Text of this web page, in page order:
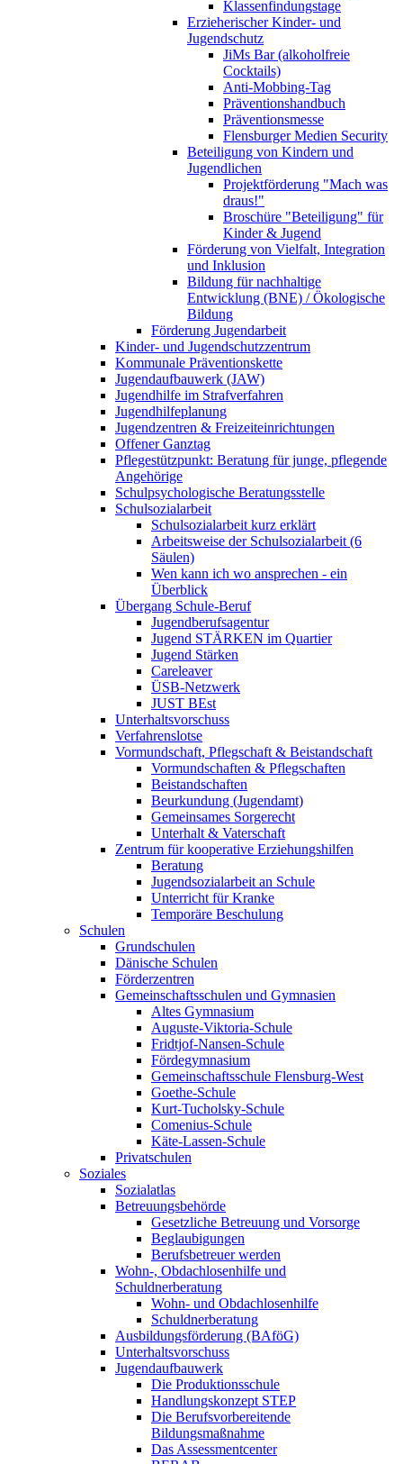
Klassenfindungstage
Erzieherischer Kinder- und
Jugendschutz
JiMs Bar (alkoholfreie
Cocktails)
Anti-Mobbing-Tag
Präventionshandbuch
Präventionsmesse
Flensburger Medien Security
Beteiligung von Kindern und
Jugendlichen
Projektförderung "Mach was
draus!"
Broschüre "Beteiligung" für
Kinder & Jugend
Förderung von Vielfalt, Integration
und Inklusion
Bildung für nachhaltige
Entwicklung (BNE) / Ökologische
Bildung
Förderung Jugendarbeit
Kinder- und Jugendschutzzentrum
Kommunale Präventionskette
Jugendaufbauwerk (JAW)
Jugendhilfe im Strafverfahren
Jugendhilfeplanung
Jugendzentren & Freizeiteinrichtungen
Offener Ganztag
Pflegestützpunkt: Beratung für junge, pflegende
Angehörige
Schulpsychologische Beratungsstelle
Schulsozialarbeit
Schulsozialarbeit kurz erklärt
Arbeitsweise der Schulsozialarbeit (6
Säulen)
Wen kann ich wo ansprechen - ein
Überblick
Übergang Schule-Beruf
Jugendberufsagentur
Jugend STÄRKEN im Quartier
Jugend Stärken
Careleaver
ÜSB-Netzwerk
JUST BEst
Unterhaltsvorschuss
Verfahrenslotse
Vormundschaft, Pflegschaft & Beistandschaft
Vormundschaften & Pflegschaften
Beistandschaften
Beurkundung (Jugendamt)
Gemeinsames Sorgerecht
Unterhalt & Vaterschaft
Zentrum für kooperative Erziehungshilfen
Beratung
Jugendsozialarbeit an Schule
Unterricht für Kranke
Temporäre Beschulung
Schulen
Grundschulen
Dänische Schulen
Förderzentren
Gemeinschaftsschulen und Gymnasien
Altes Gymnasium
Auguste-Viktoria-Schule
Fridtjof-Nansen-Schule
Fördegymnasium
Gemeinschaftsschule Flensburg-West
Goethe-Schule
Kurt-Tucholsky-Schule
Comenius-Schule
Käte-Lassen-Schule
Privatschulen
Soziales
Sozialatlas
Betreuungsbehörde
Gesetzliche Betreuung und Vorsorge
Beglaubigungen
Berufsbetreuer werden
Wohn-, Obdachlosenhilfe und
Schuldnerberatung
Wohn- und Obdachlosenhilfe
Schuldnerberatung
Ausbildungsförderung (BAföG)
Unterhaltsvorschuss
Jugendaufbauwerk
Die Produktionsschule
Handlungskonzept STEP
Die Berufsvorbereitende
Bildungsmaßnahme
Das Assessmentcenter